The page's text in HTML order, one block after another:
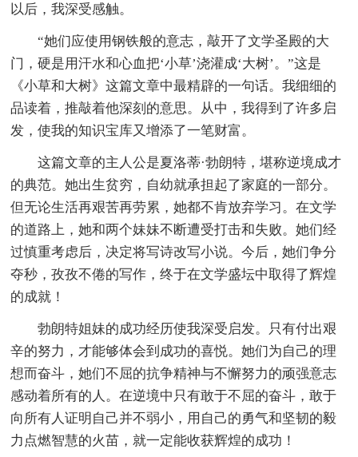
以后，我深受感触。
“她们应使用钢铁般的意志，敲开了文学圣殿的大
门，硬是用汗水和心血把‘小草’浇灌成‘大树’。”这是
《小草和大树》这篇文章中最精辟的一句话。我细细的
品读着，推敲着他深刻的意思。从中，我得到了许多启
发，使我的知识宝库又增添了一笔财富。
这篇文章的主人公是夏洛蒂·勃朗特，堪称逆境成才
的典范。她出生贫穷，自幼就承担起了家庭的一部分。
但无论生活再艰苦再劳累，她都不肯放弃学习。在文学
的道路上，她和两个妹妹不断遭受打击和失败。她们经
过慎重考虑后，决定将写诗改写小说。今后，她们争分
夺秒，孜孜不倦的写作，终于在文学盛坛中取得了辉煌
的成就！
勃朗特姐妹的成功经历使我深受启发。只有付出艰
辛的努力，才能够体会到成功的喜悦。她们为自己的理
想而奋斗，她们不屈的抗争精神与不懈努力的顽强意志
感动着所有的人。在逆境中只有敢于不屈的奋斗，敢于
向所有人证明自己并不弱小，用自己的勇气和坚韧的毅
力点燃智慧的火苗，就一定能收获辉煌的成功！